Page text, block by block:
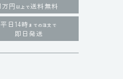
万円 以上で送料無料
平日14時 までの注文で
即日発送